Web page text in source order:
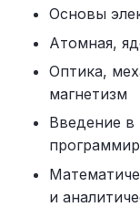
Основы
Атомная,
Оптика,
магнетизм
Введение в
и